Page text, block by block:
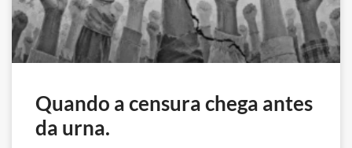
Quando a censura chega antes
da urna.